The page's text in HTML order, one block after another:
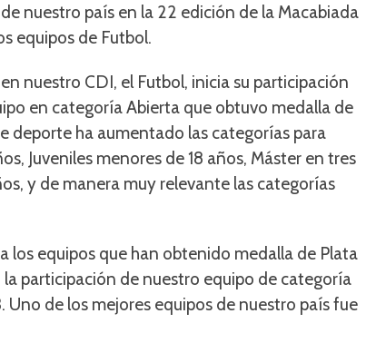
nuestro país en la 22 edición de la Macabiada
equipos de Futbol.
nuestro CDI, el Futbol, inicia su participación
en categoría Abierta que obtuvo medalla de
deporte ha aumentado las categorías para
Juveniles menores de 18 años, Máster en tres
y de manera muy relevante las categorías
los equipos que han obtenido medalla de Plata
la participación de nuestro equipo de categoría
Uno de los mejores equipos de nuestro país fue